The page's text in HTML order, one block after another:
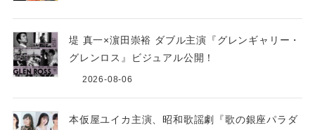
堤 真一×濵田崇裕 ダブル主演『グレンギャリー・
グレンロス』ビジュアル公開！
2026-08-06
本仮屋ユイカ主演、昭和歌謡劇『歌の銀座パラダ